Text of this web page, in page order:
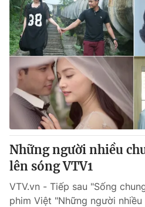
VTV Money
VTV Sức khoẻ
Thị trường 24h
VTV4
VTV9
Liên hệ tòa soạn
Những người nhiều
lên sóng VTV1
VTV.vn - Tiếp sau "Sống
phim Việt "Những người